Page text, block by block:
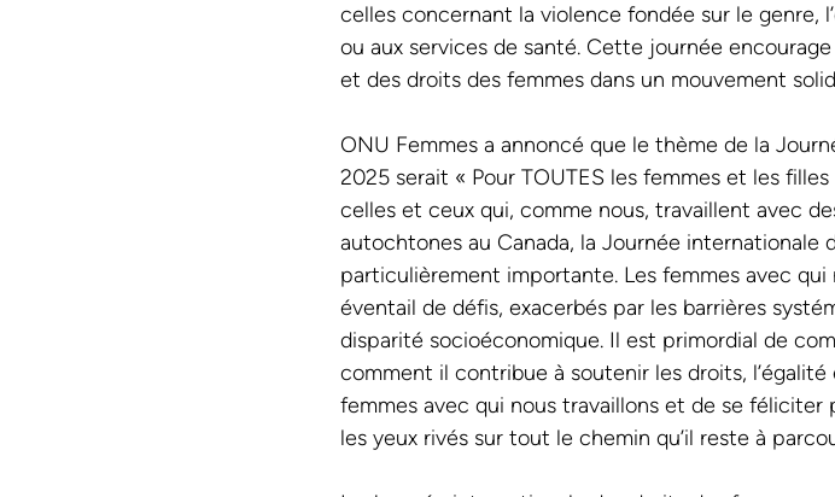
celles concernant la violence fondée sur le genre,
ou aux services de santé. Cette journée
et des droits des femmes dans un mouvement
ONU Femmes a annoncé que le thème de la
2025 serait « Pour TOUTES les femmes et les
celles et ceux qui, comme nous, travaillent avec
autochtones au Canada, la Journée internationale
particulièrement importante. Les femmes avec
éventail de défis, exacerbés par les barrières
disparité socioéconomique. Il est primordial de
comment il contribue à soutenir les droits,
femmes avec qui nous travaillons et de se féliciter
les yeux rivés sur tout le chemin qu’il reste à